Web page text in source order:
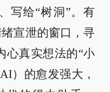
写给“树洞”。有
宣泄的窗口，寻
心真实想法的“小
）的愈发强大，